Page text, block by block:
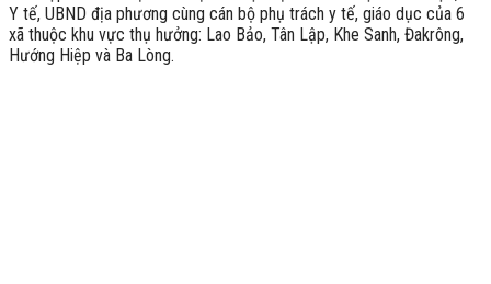
Y tế, UBND địa phương cùng cán bộ phụ trách y tế, giáo dục của 6
xã thuộc khu vực thụ hưởng: Lao Bảo, Tân Lập, Khe Sanh, Đakrông,
Hướng Hiệp và Ba Lòng.